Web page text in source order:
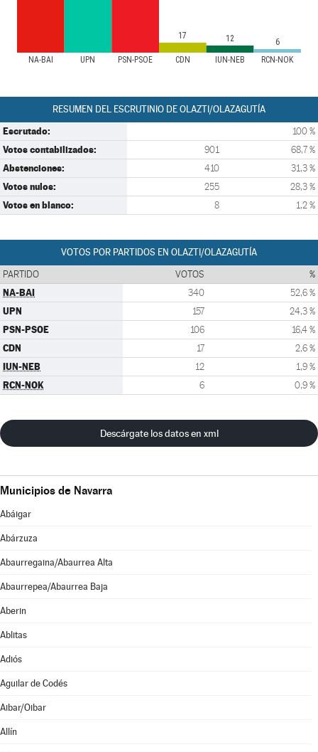
NA-BAI UPN PSN-PSOE CDN IUN-NEB RCN-NOK
17 12 6
RESUMEN DEL ESCRUTINIO DE OLAZTI/OLAZAGUTÍA
Escrutado: 100 %
Votos contabilizados: 901 68,7 %
Abstenciones: 410 31,3 %
Votos nulos: 255 28,3 %
Votos en blanco: 8 1,2 %
VOTOS POR PARTIDOS EN OLAZTI/OLAZAGUTÍA
PARTIDO VOTOS %
NA-BAI 340 52,6 %
UPN 157 24,3 %
PSN-PSOE 106 16,4 %
CDN 17 2,6 %
IUN-NEB 12 1,9 %
RCN-NOK 6 0,9 %
Descárgate los datos en xml
Municipios de Navarra
Abáigar
Abárzuza
Abaurregaina/Abaurrea Alta
Abaurrepea/Abaurrea Baja
Aberin
Ablitas
Adiós
Aguilar de Codés
Aibar/Oibar
Allín